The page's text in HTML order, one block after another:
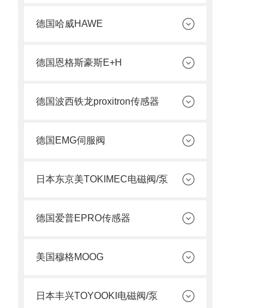
德国哈威HAWE
德国恩格斯豪斯E+H
德国波西铁龙proxitron传感器
德国EMG伺服阀
日本东京美TOKIMEC电磁阀/泵
德国爱普EPRO传感器
美国穆格MOOG
日本丰兴TOYOOKI电磁阀/泵